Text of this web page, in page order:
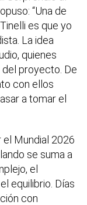
“Una de
es que yo
La idea
quienes
proyecto. De
con ellos
a tomar el
Mundial 2026
se suma a
el
equilibrio. Días
con